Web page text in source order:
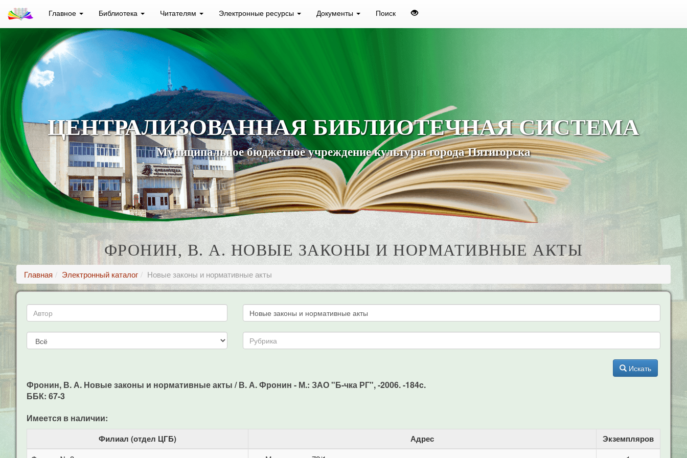
Главное Библиотека Читателям Электронные ресурсы Документы Поиск
ЦЕНТРАЛИЗОВАННАЯ БИБЛИОТЕЧНАЯ СИСТЕМА
Муниципальное бюджетное учреждение культуры города Пятигорска
ФРОНИН, В. А. НОВЫЕ ЗАКОНЫ И НОРМАТИВНЫЕ АКТЫ
Главная Электронный каталог Новые законы и нормативные акты
Искать
Фронин, В. А. Новые законы и нормативные акты / В. А. Фронин - М.: ЗАО "Б-чка РГ", -2006. -184c.
ББК: 67-3
Имеется в наличии:
Филиал (отдел ЦГБ) Адрес Экземпляров